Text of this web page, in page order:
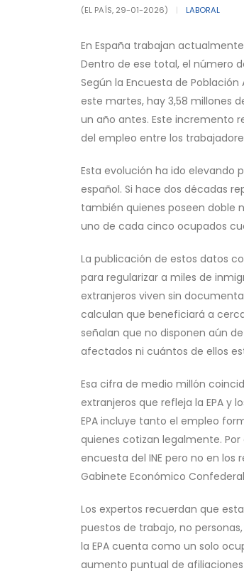
(EL PAÍS, 29-01-2026) | LABORAL
En España trabajan
Dentro de ese total, el número
Según la Encuesta de
este martes, hay 3,58 millones
un año antes. Este incremento
del empleo entre los
Esta evolución ha ido elevando
español. Si hace dos décadas
también quienes poseen doble
uno de cada cinco ocupados
La publicación de estos datos
para regularizar a miles de
extranjeros viven sin
calculan que beneficiará a
señalan que no disponen aún
afectados ni cuántos de ellos
Esa cifra de medio millón
extranjeros que refleja la EPA y
EPA incluye tanto el empleo
quienes cotizan legalmente.
encuesta del INE pero no en los
Gabinete Económico
Los expertos recuerdan que
puestos de trabajo, no
la EPA cuenta como un solo
aumento puntual de